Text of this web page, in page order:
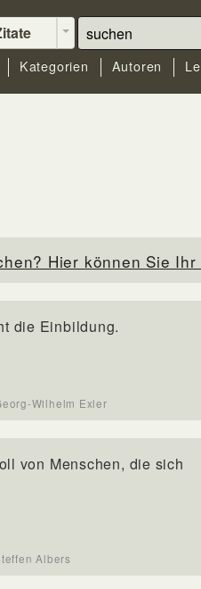
Kategorien Autoren
Hier können Sie
die Einbildung.
Wilhelm Exler
von Menschen, die sich
Albers